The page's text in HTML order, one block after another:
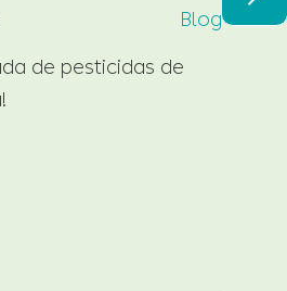
Blog
de pesticidas de